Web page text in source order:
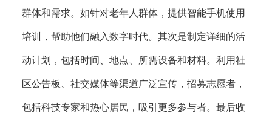
群体和需求。如针对老年人群体，提供智能手机使用
培训，帮助他们融入数字时代。其次是制定详细的活
动计划，包括时间、地点、所需设备和材料。利用社
区公告板、社交媒体等渠道广泛宣传，招募志愿者，
包括科技专家和热心居民，吸引更多参与者。最后收